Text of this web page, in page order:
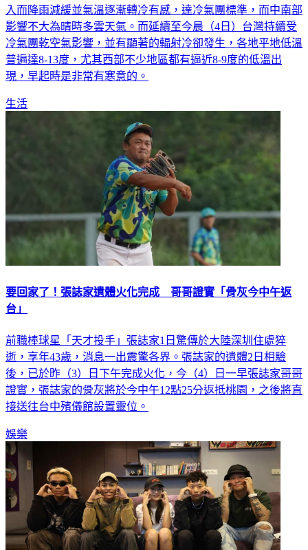
入而降雨減緩並氣溫逐漸轉冷有感，達冷氣團標準，而中南部
影響不大為晴時多雲天氣。而延續至今晨（4日）台灣持續受
冷氣團乾空氣影響，並有顯著的輻射冷卻發生，各地平地低溫
普遍達8-13度，尤其西部不少地區都有逼近8-9度的低溫出
現，早起時是非常有寒意的。
生活
要回家了！張誌家遺體火化完成 哥哥證實「骨灰今中午返
台」
前職棒球星「天才投手」張誌家1日驚傳於大陸深圳住處猝
逝，享年43歲，消息一出震驚各界。張誌家的遺體2日相驗
後，已於昨（3）日下午完成火化，今（4）日一早張誌家哥哥
證實，張誌家的骨灰將於今中午12點25分返抵桃園，之後將直
接送往台中殯儀館設置靈位。
娛樂